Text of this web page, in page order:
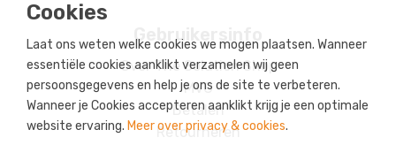
Cookies
Laat ons weten welke cookies we mogen plaatsen. Wanneer
essentiële cookies aanklikt verzamelen wij geen
persoonsgegevens en help je ons de site te verbeteren.
Wanneer je Cookies accepteren aanklikt krijg je een optimale
website ervaring. Meer over privacy & cookies.
Gebruikersinfo
Over The Solution Shop
MVO
Betalen
Retourneren